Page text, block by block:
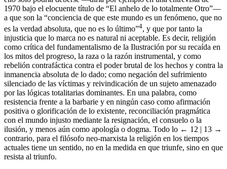
1970 bajo el elocuente título de “El anhelo de lo totalmente Otro”—
a que son la “conciencia de que este mundo es un fenómeno, que no
es la verdad absoluta, que no es lo último”4, y que por tanto la
injusticia que lo marca no es natural ni aceptable. Es decir, religión
como crítica del fundamentalismo de la Ilustración por su recaída en
los mitos del progreso, la raza o la razón instrumental, y como
rebelión contrafáctica contra el poder brutal de los hechos y contra la
inmanencia absoluta de lo dado; como negación del sufrimiento
silenciado de las víctimas y reivindicación de un sujeto amenazado
por las lógicas totalitarias dominantes. En una palabra, como
resistencia frente a la barbarie y en ningún caso como afirmación
positiva o glorificación de lo existente, reconciliación pragmática
con el mundo injusto mediante la resignación, el consuelo o la
ilusión, y menos aún como apología o dogma. Todo lo ← 12 | 13 →
contrario, para el filósofo neo-marxista la religión en los tiempos
actuales tiene un sentido, no en la medida en que triunfe, sino en que
resista al triunfo.